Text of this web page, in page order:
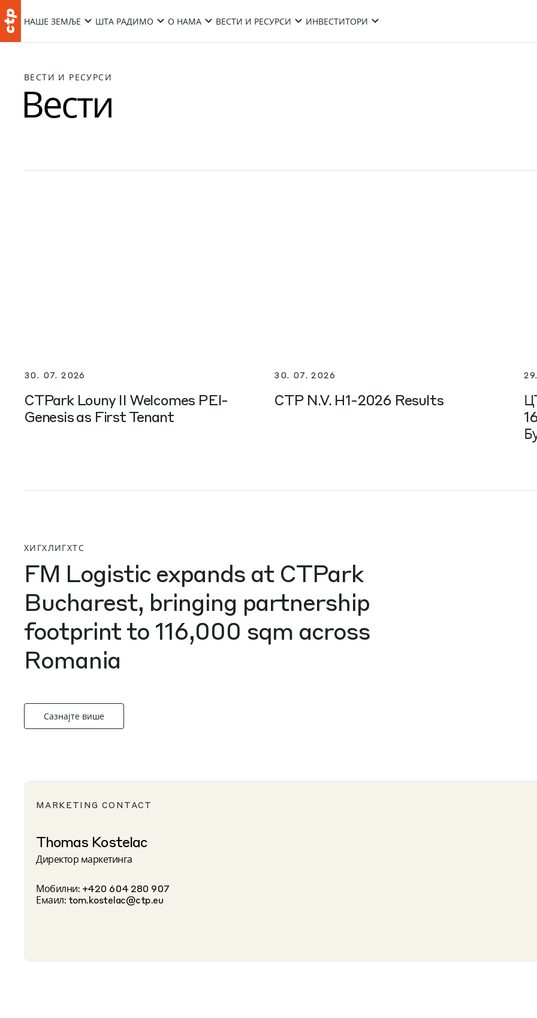
НАШЕ ЗЕМЉЕ ШТА РАДИМО О НАМА ВЕСТИ И РЕСУРСИ ИНВЕСТИТОРИ
ВЕСТИ И РЕСУРСИ
Вести
30. 07. 2026
CTPark Louny II Welcomes PEI-
Genesis as First Tenant
30. 07. 2026
CTP N.V. H1-2026 Results
ХИГХЛИГХТС
FM Logistic expands at CTPark
Bucharest, bringing partnership
footprint to 116,000 sqm across
Romania
Сазнајте више
MARKETING CONTACT
Thomas Kostelac
Директор маркетинга
Мобилни: +420 604 280 907
Емаил: tom.kostelac@ctp.eu